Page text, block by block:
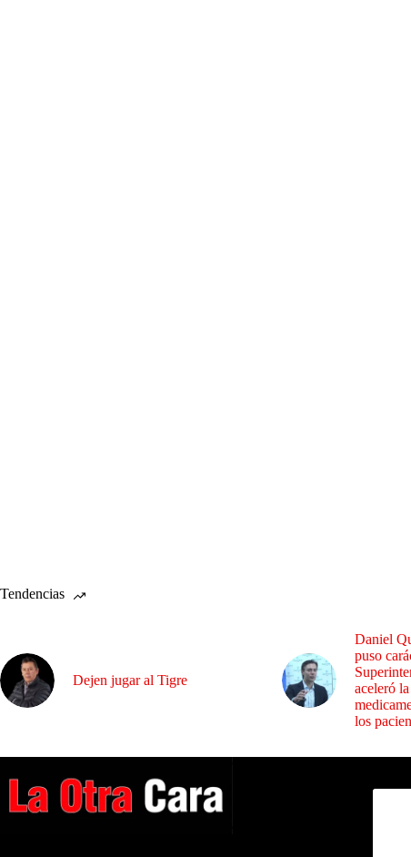
Tendencias
Dejen jugar al Tigre
Daniel
puso
aceleró
los